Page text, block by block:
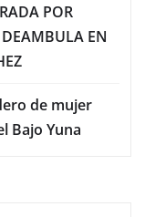
POR
EN
de mujer
Bajo Yuna